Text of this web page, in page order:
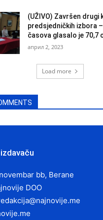
(UŽIVO) Završen drugi
predsjedničkih izbora –
časova glasalo je 70,7
април 2, 2023
Load more
bb, Berane
DOO